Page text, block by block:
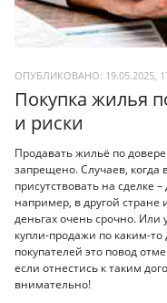
ОПУБЛИКОВАНО: 19.05.2025,
Покупка жилья
и риски
Продавать жильё по
запрещено. Случаев,
присутствовать на сделке
например, в другой
деньгах очень срочно. Или
купли-продажи по каким-
покупателей это повод
если отнестись к таким
внимательно!